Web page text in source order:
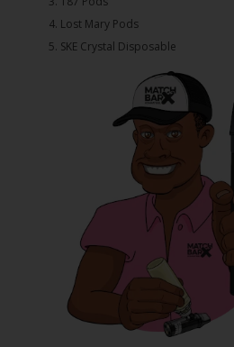
4.⁠ ⁠⁠Lost Mary Pods
5.⁠ ⁠⁠SKE Crystal Disposable